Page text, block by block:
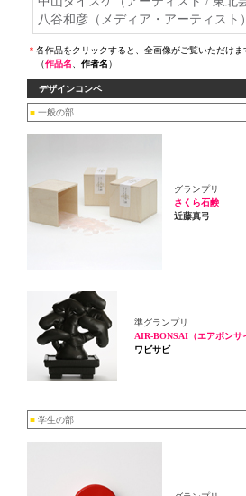
八谷和彦（メディア・アーティスト
＊ 各作品をクリックすると、全画像がご覧いただけま
（作品名 作者名）
デザインコンペ
■ 一般の部
グランプリ
さくら石鹸
近藤真弓
準グランプリ
AIR-BONSAI（エアボンサ
ワビサビ
■ 学生の部